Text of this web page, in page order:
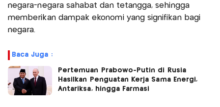
negara-negara sahabat dan tetangga, sehingga
memberikan dampak ekonomi yang signifikan bagi
negara.
Baca Juga :
Pertemuan Prabowo-Putin di Rusia
Hasilkan Penguatan Kerja Sama Energi,
Antariksa, hingga Farmasi